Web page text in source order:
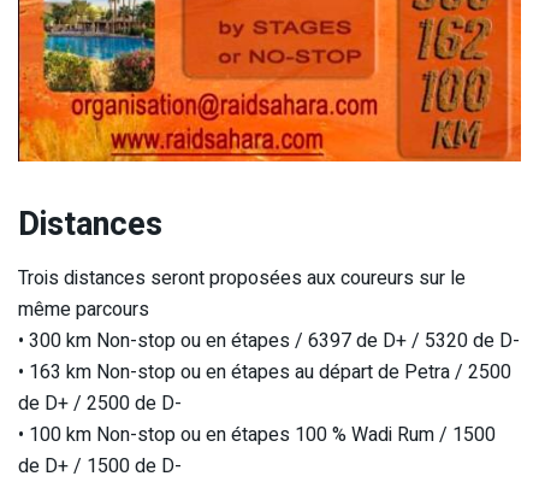
Distances
Trois distances seront proposées aux coureurs sur le
même parcours
• 300 km Non-stop ou en étapes / 6397 de D+ / 5320 de D-
• 163 km Non-stop ou en étapes au départ de Petra / 2500
de D+ / 2500 de D-
• 100 km Non-stop ou en étapes 100 % Wadi Rum / 1500
de D+ / 1500 de D-